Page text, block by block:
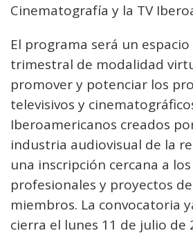
Cinematografía y la TV
El programa será un
trimestral de modalidad
promover y potenciar los
televisivos y
Iberoamericanos creados
industria audiovisual de la
una inscripción cercana a
profesionales y proyectos
miembros. La convocatoria
cierra el lunes 11 de julio de